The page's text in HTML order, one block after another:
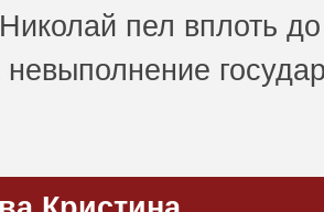
пел вплоть
невыполнение